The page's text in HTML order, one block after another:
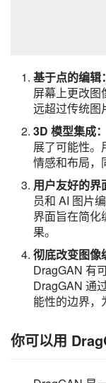
基于点的编辑：
屏幕上更改图
远超过传统图
3D 模型集成：
展了可能性。
情感和布局，
用户友好的界
员和 AI 图片
界面旨在简化
果。
彻底改变图像
DragGAN 有
DragGAN 通
能性的边界，
你可以用